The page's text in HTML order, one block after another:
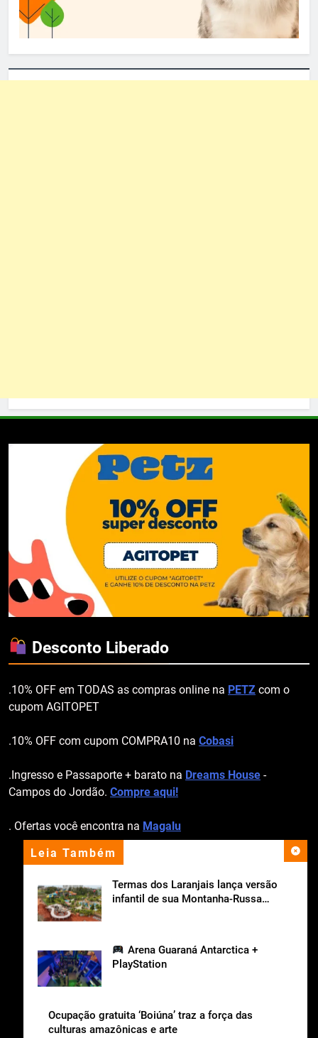
Leia Também
Termas dos Laranjais lança versão
infantil de sua Montanha-Russa
Arena Guaraná Antarctica +
PlayStation
Ocupação gratuita ‘Boiúna’ traz a força das
culturas amazônicas e arte
Desconto Liberado
.10% OFF em TODAS as compras online na PETZ com o
cupom AGITOPET
.10% OFF com cupom COMPRA10 na Cobasi
.Ingresso e Passaporte + barato na Dreams House -
Campos do Jordão. Compre aqui!
. Ofertas você encontra na Magalu
apoio institucional